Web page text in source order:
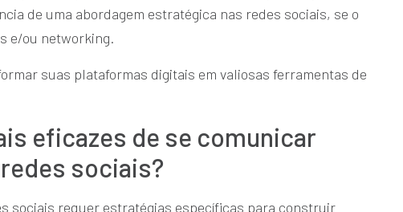
de uma abordagem estratégica nas redes sociais, se o
e/ou networking.
suas plataformas digitais em valiosas ferramentas de
eficazes de se comunicar
sociais?
sociais requer estratégias específicas para construir